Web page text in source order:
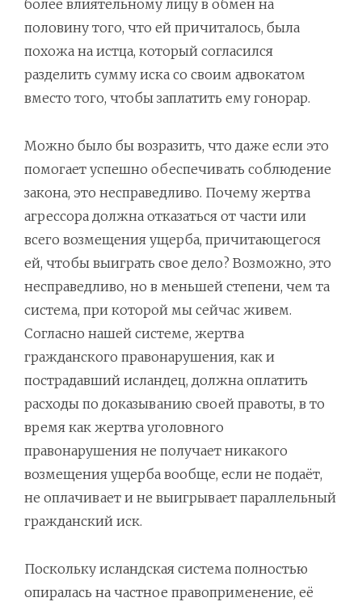
более влиятельному лицу в обмен на
половину того, что ей причиталось, была
похожа на истца, который согласился
разделить сумму иска со своим адвокатом
вместо того, чтобы заплатить ему гонорар.
Можно было бы возразить, что даже если это
помогает успешно обеспечивать соблюдение
закона, это несправедливо. Почему жертва
агрессора должна отказаться от части или
всего возмещения ущерба, причитающегося
ей, чтобы выиграть свое дело? Возможно, это
несправедливо, но в меньшей степени, чем та
система, при которой мы сейчас живем.
Согласно нашей системе, жертва
гражданского правонарушения, как и
пострадавший исландец, должна оплатить
расходы по доказыванию своей правоты, в то
время как жертва уголовного
правонарушения не получает никакого
возмещения ущерба вообще, если не подаёт,
не оплачивает и не выигрывает параллельный
гражданский иск.
Поскольку исландская система полностью
опиралась на частное правоприменение, её